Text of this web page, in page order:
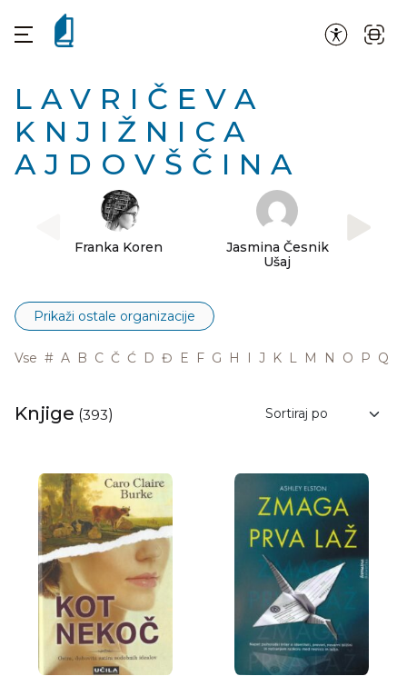
LAVRIČEVA
KNJIŽNICA
AJDOVŠČINA
Franka Koren
Jasmina Česnik
Ušaj
Prikaži ostale organizacije
Vse # A B C Č Ć D Đ E F G H I J K L M N O P Q
Knjige (393)